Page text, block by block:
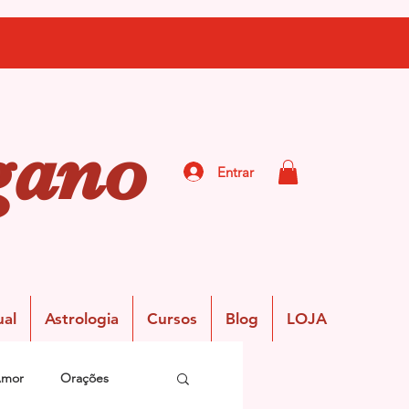
Entrar
Astrologia Cursos Blog LOJA
Orações